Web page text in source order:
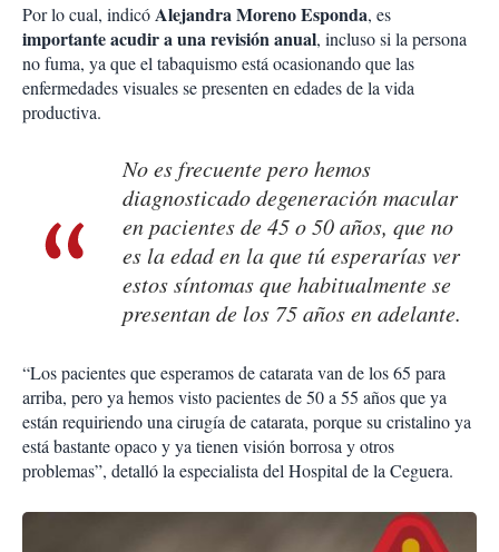
Por lo cual, indicóAlejandra Moreno Esponda, es
importante acudir a una revisión anual, incluso si la persona
no fuma, ya que el tabaquismo está ocasionando que las
enfermedades visuales se presenten en edades de la vida
productiva.
No es frecuente pero hemos
diagnosticado degeneración macular
en pacientes de 45 o 50 años, que no
es la edad en la que tú esperarías ver
estos síntomas que habitualmente se
presentan de los 75 años en adelante.
“Los pacientes que esperamos de catarata van de los 65 para
arriba, pero ya hemos visto pacientes de 50 a 55 años que ya
están requiriendo una cirugía de catarata, porque su cristalino ya
está bastante opaco y ya tienen visión borrosa y otros
problemas”, detalló la especialista del Hospital de la Ceguera.